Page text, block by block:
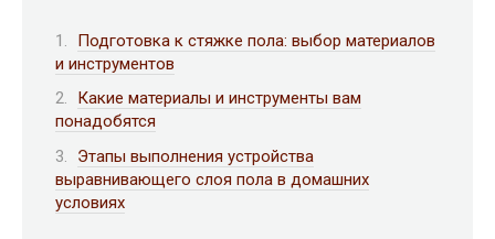
Подготовка к стяжке пола: выбор материалов
и инструментов
Какие материалы и инструменты вам
понадобятся
Этапы выполнения устройства
выравнивающего слоя пола в домашних
условиях